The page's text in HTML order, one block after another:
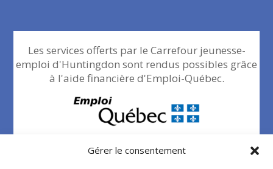
Gérer le consentement
Les services offerts par le Carrefour jeunesse-
emploi d'Huntingdon sont rendus possibles grâce
à l'aide financière d'Emploi-Québec.